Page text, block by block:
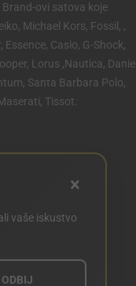
ovi satova koje
Michael Kors, Fossil, ,
Casio, G-Shock,
Lorus ,Nautica, Daniel
Santa Barbara Polo,
Tissot.
×
vaše iskustvo
ODBIJ